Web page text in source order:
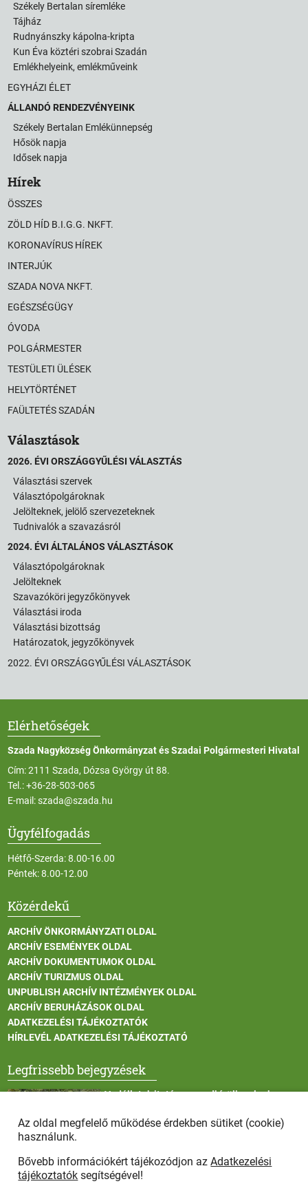
Székely Bertalan síremléke
Tájház
Rudnyánszky kápolna-kripta
Kun Éva köztéri szobrai Szadán
Emlékhelyeink, emlékműveink
EGYHÁZI ÉLET
ÁLLANDÓ RENDEZVÉNYEINK
Székely Bertalan Emlékünnepség
Hősök napja
Idősek napja
Hírek
ÖSSZES
ZÖLD HÍD B.I.G.G. NKFT.
KORONAVÍRUS HÍREK
INTERJÚK
SZADA NOVA NKFT.
EGÉSZSÉGÜGY
ÓVODA
POLGÁRMESTER
TESTÜLETI ÜLÉSEK
HELYTÖRTÉNET
FAÜLTETÉS SZADÁN
Választások
2026. ÉVI ORSZÁGGYŰLÉSI VÁLASZTÁS
Választási szervek
Választópolgároknak
Jelölteknek, jelölő szervezeteknek
Tudnivalók a szavazásról
2024. ÉVI ÁLTALÁNOS VÁLASZTÁSOK
Választópolgároknak
Jelölteknek
Szavazóköri jegyzőkönyvek
Választási iroda
Választási bizottság
Határozatok, jegyzőkönyvek
2022. ÉVI ORSZÁGGYŰLÉSI VÁLASZTÁSOK
Elérhetőségek
Szada Nagyközség Önkormányzat és Szadai Polgármesteri Hivatal
Cím: 2111 Szada, Dózsa György út 88.
Tel.:+36-28-503-065
E-mail:szada@szada.hu
Ügyfélfogadás
Hétfő-Szerda: 8.00-16.00
Péntek: 8.00-12.00
Közérdekű
ARCHÍV ÖNKORMÁNYZATI OLDAL
ARCHÍV ESEMÉNYEK OLDAL
ARCHÍV DOKUMENTUMOK OLDAL
ARCHÍV TURIZMUS OLDAL
UNPUBLISH ARCHÍV INTÉZMÉNYEK OLDAL
ARCHÍV BERUHÁZÁSOK OLDAL
ADATKEZELÉSI TÁJÉKOZTATÓK
HÍRLEVÉL ADATKEZELÉSI TÁJÉKOZTATÓ
Legfrissebb bejegyzések
Vadállatok itatása a rendkívüli melegben
Afrikai sertéspestis - kérések a lakosság felé
Az oldal megfelelő működése érdekben sütiket (cookie)
használunk.
Bővebb információkért tájékozódjon azAdatkezelési
tájékoztatók segítségével!